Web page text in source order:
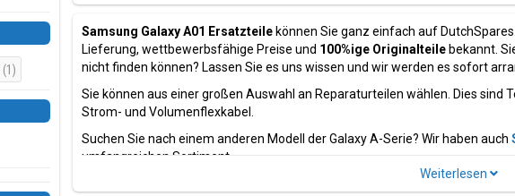
(1)
Samsung Galaxy A01 Ersatzteilekönnen Sie ganz einfach auf
Lieferung, wettbewerbsfähige Preise und 100%ige Originalteilebekannt.
nicht finden können? Lassen Sie es uns wissen und wir werden es sofort
Sie können aus einer großen Auswahl an Reparaturteilen wählen. Dies sind
Strom- und Volumenflexkabel.
Suchen Sie nach einem anderen Modell der Galaxy A-Serie? Wir haben auch
umfangreichen Sortiment.